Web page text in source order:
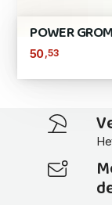
POWER
50 ,53